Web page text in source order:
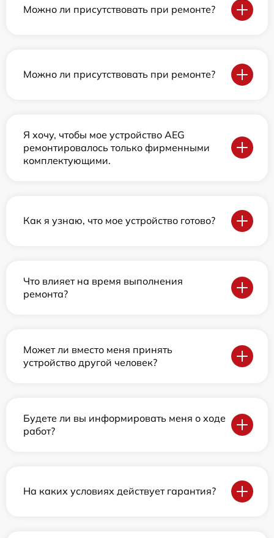
Можно ли присутствовать при ремонте?
Можно ли присутствовать при ремонте?
Я хочу, чтобы мое устройство AEG
ремонтировалось только фирменными
комплектующими.
Как я узнаю, что мое устройство готово?
Что влияет на время выполнения
ремонта?
Может ли вместо меня принять
устройство другой человек?
Будете ли вы информировать меня о ходе
работ?
На каких условиях действует гарантия?